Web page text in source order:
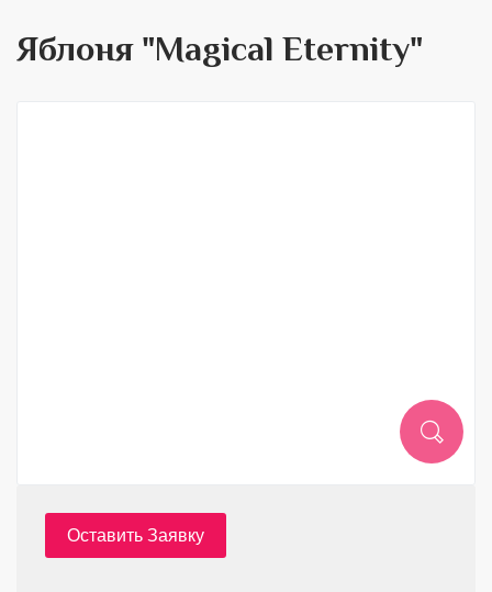
Яблоня "Magical Eternity"
Оставить Заявку